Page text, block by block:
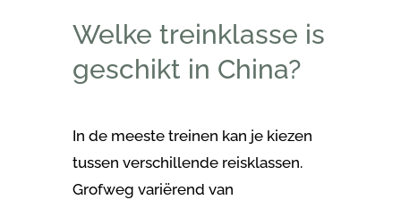
Welke treinklasse is
geschikt in China?
In de meeste treinen kan je kiezen
tussen verschillende reisklassen.
Grofweg variërend van